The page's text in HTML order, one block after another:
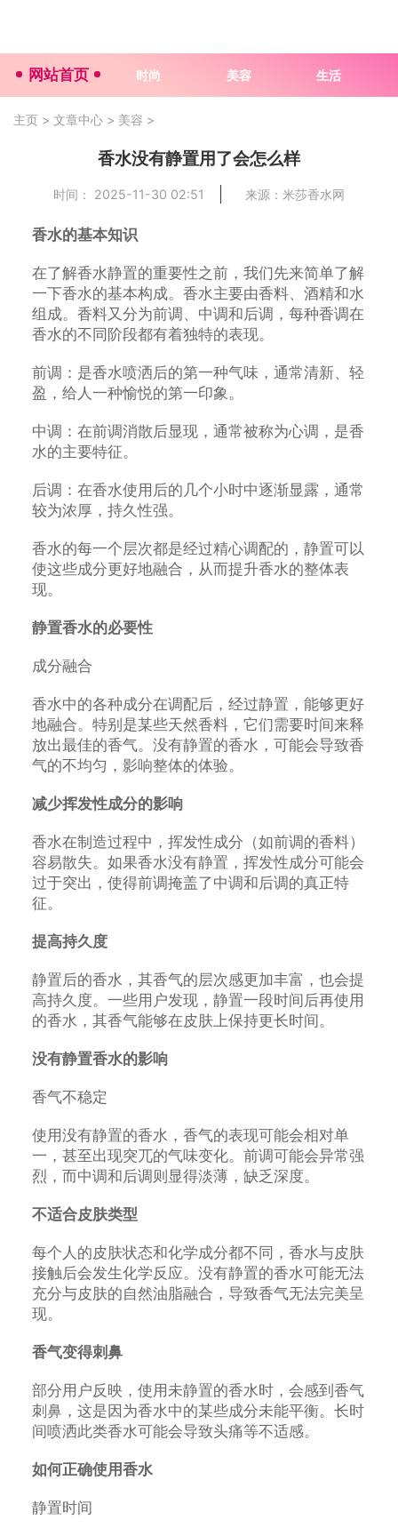
网站首页 时尚 美容 生活
主页 > 文章中心 > 美容 >
香水没有静置用了会怎么样
时间： 2025-11-30 02:51 来源：米莎香水网
香水的基本知识
在了解香水静置的重要性之前，我们先来简单了解
一下香水的基本构成。香水主要由香料、酒精和水
组成。香料又分为前调、中调和后调，每种香调在
香水的不同阶段都有着独特的表现。
前调：是香水喷洒后的第一种气味，通常清新、轻
盈，给人一种愉悦的第一印象。
中调：在前调消散后显现，通常被称为心调，是香
水的主要特征。
后调：在香水使用后的几个小时中逐渐显露，通常
较为浓厚，持久性强。
香水的每一个层次都是经过精心调配的，静置可以
使这些成分更好地融合，从而提升香水的整体表
现。
静置香水的必要性
成分融合
香水中的各种成分在调配后，经过静置，能够更好
地融合。特别是某些天然香料，它们需要时间来释
放出最佳的香气。没有静置的香水，可能会导致香
气的不均匀，影响整体的体验。
减少挥发性成分的影响
香水在制造过程中，挥发性成分（如前调的香料）
容易散失。如果香水没有静置，挥发性成分可能会
过于突出，使得前调掩盖了中调和后调的真正特
征。
提高持久度
静置后的香水，其香气的层次感更加丰富，也会提
高持久度。一些用户发现，静置一段时间后再使用
的香水，其香气能够在皮肤上保持更长时间。
没有静置香水的影响
香气不稳定
使用没有静置的香水，香气的表现可能会相对单
一，甚至出现突兀的气味变化。前调可能会异常强
烈，而中调和后调则显得淡薄，缺乏深度。
不适合皮肤类型
每个人的皮肤状态和化学成分都不同，香水与皮肤
接触后会发生化学反应。没有静置的香水可能无法
充分与皮肤的自然油脂融合，导致香气无法完美呈
现。
香气变得刺鼻
部分用户反映，使用未静置的香水时，会感到香气
刺鼻，这是因为香水中的某些成分未能平衡。长时
间喷洒此类香水可能会导致头痛等不适感。
如何正确使用香水
静置时间